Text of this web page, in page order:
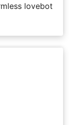
lovebot